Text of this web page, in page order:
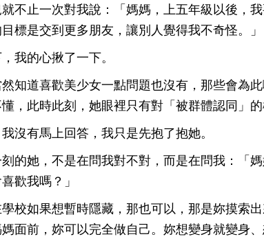
不止一次對我說：「 媽媽，上五年級以後，
標是交到更多朋友，讓別人覺得我不奇怪。
」
我的心揪了一下。
知道喜歡美少女一點問題也沒有，那些會為
，此時此刻，她眼裡只有對「被群體認同」的
沒有馬上回答， 我只是先抱了抱她。
的她，不是在問我對不對，而是在問我：「
歡我嗎？ 」
校如果想暫時隱藏，那也可以，那是妳摸索
面前，妳可以完全做自己。妳想變身就變身